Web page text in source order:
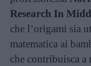
Research In
che l’origami sia
matematica ai
che contribuisca